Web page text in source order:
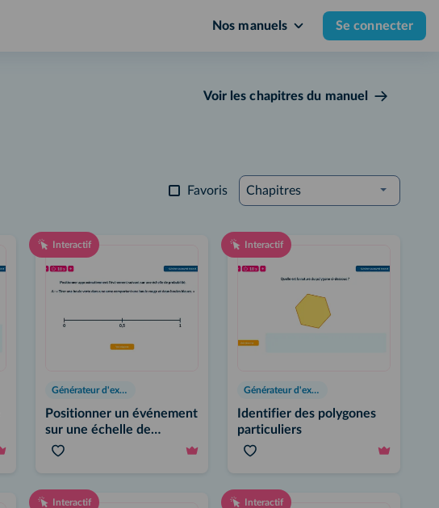
Nos manuels Se connecter
Voir les chapitres du manuel
Favoris Chapitres
Interactif
Générateur d'exercices
Positionner un événement
sur une échelle de
probabilités
Interactif
Générateur d'exercices
Identifier des polygones
particuliers
Interactif Interactif